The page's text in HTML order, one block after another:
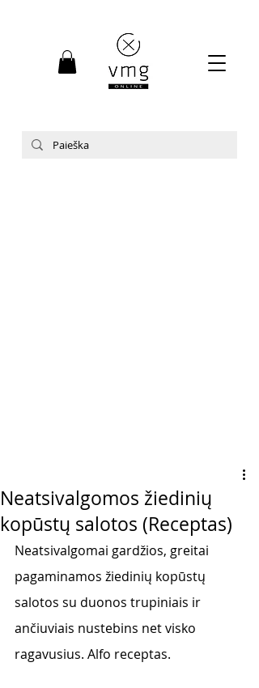
Neatsivalgomos žiedinių
kopūstų salotos (Receptas)
Neatsivalgomai gardžios, greitai
pagaminamos žiedinių kopūstų
salotos su duonos trupiniais ir
ančiuviais nustebins net visko
ragavusius. Alfo receptas.